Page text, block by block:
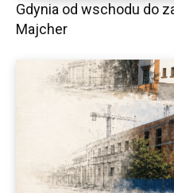
Gdynia od wschodu do
Majcher